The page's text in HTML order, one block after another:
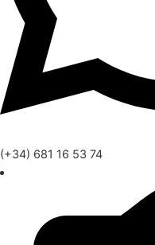
(+34) 681 16 53 74